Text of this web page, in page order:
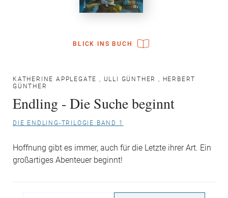
BLICK INS BUCH
KATHERINE APPLEGATE , ULLI GÜNTHER , HERBERT
GÜNTHER
Endling - Die Suche beginnt
DIE ENDLING-TRILOGIE BAND 1
Hoffnung gibt es immer, auch für die Letzte ihrer Art. Ein
großartiges Abenteuer beginnt!